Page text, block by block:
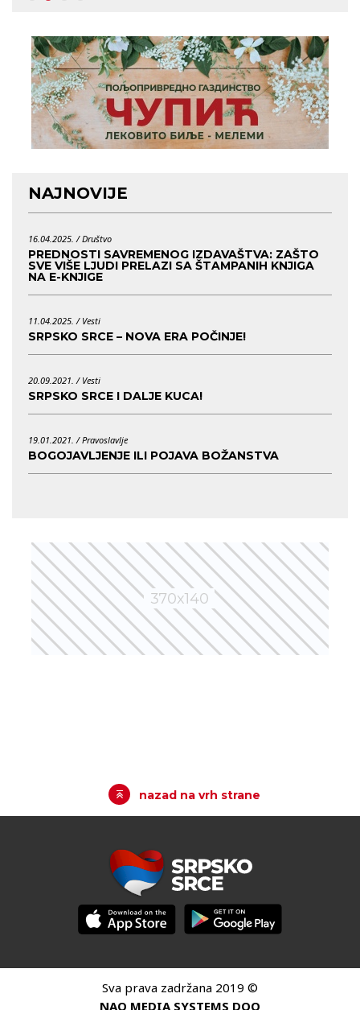
NAJNOVIJE
16.04.2025. /Društvo
PREDNOSTI SAVREMENOG IZDAVAŠTVA: ZAŠTO
SVE VIŠE LJUDI PRELAZI SA ŠTAMPANIH KNJIGA
NA E-KNJIGE
11.04.2025. / Vesti
SRPSKO SRCE – NOVA ERA POČINJE!
20.09.2021. / Vesti
SRPSKO SRCE I DALJE KUCA!
19.01.2021. /Pravoslavlje
BOGOJAVLJENJE ILI POJAVA BOŽANSTVA
nazad na vrh strane
Sva prava zadržana 2019 ©
NAO MEDIA SYSTEMS DOO